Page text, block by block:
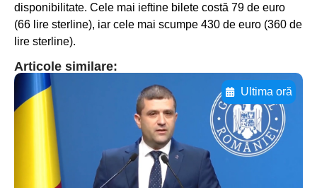
disponibilitate. Cele mai ieftine bilete costă 79 de euro
(66 lire sterline), iar cele mai scumpe 430 de euro (360 de
lire sterline).
Articole similare:
Ultima oră
Adaugă aici textul pentru
subtitluAdaugă aici
textul pentru